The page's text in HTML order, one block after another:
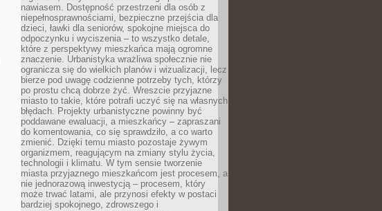
nawiasem. Dostępność przestrzeni dla osób z
niepełnosprawnościami, bezpieczne przejścia dla
dzieci, ławki dla seniorów, spokojne miejsca do
odpoczynku i wyciszenia – to wszystko detale,
które z perspektywy mieszkańca mają ogromne
znaczenie. Urbanistyka wrażliwa społecznie nie
ogranicza się do wielkich planów i wizualizacji, lecz
bierze pod uwagę codzienne potrzeby tych, którzy
po prostu chcą dobrze żyć. Wreszcie przyjazne
miasto to takie, które potrafi uczyć się na własnych
błędach. Projekty urbanistyczne powinny być
poddawane ewaluacji, a mieszkańcy – zapraszani
do komentowania, co się sprawdziło, a co warto
zmienić. Dzięki temu miasto pozostaje żywym
organizmem, reagującym na zmiany stylu życia,
technologii i klimatu. W tym sensie tworzenie
miasta przyjaznego mieszkańcom jest procesem, a
nie jednorazową inwestycją – procesem, który
może trwać latami, ale przynosi efekty w postaci
bardziej spokojnego, zdrowszego i